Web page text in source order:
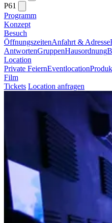
P61
Programm
Konzept
Besuch
ÖffnungszeitenAnfahrt & Adresse
AntwortenGruppenHausordnung
Location
Private FeiernEventlocation
Film
Tickets Location anfragen